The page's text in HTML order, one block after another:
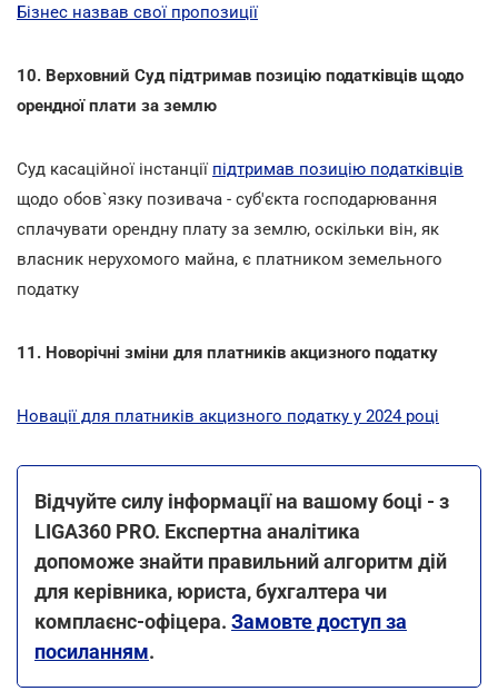
Бізнес назвав свої пропозиції
10. Верховний Суд підтримав позицію податківців щодо
орендної плати за землю
Суд касаційної інстанції підтримав позицію податківців
щодо обов`язку позивача - суб'єкта господарювання
сплачувати орендну плату за землю, оскільки він, як
власник нерухомого майна, є платником земельного
податку
11. Новорічні зміни для платників акцизного податку
Новації для платників акцизного податку у 2024 році
Відчуйте силу інформації на вашому боці - з
LIGA360 PRO. Експертна аналітика
допоможе знайти правильний алгоритм дій
для керівника, юриста, бухгалтера чи
комплаєнс-офіцера. Замовте доступ за
посиланням.